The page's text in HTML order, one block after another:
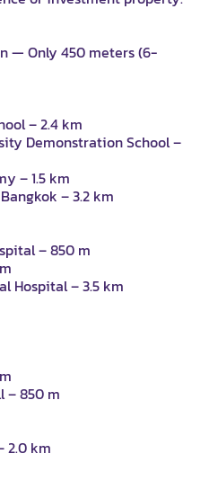
— Only 450 meters (6-
– 2.4 km
Demonstration School –
– 1.5 km
– 3.2 km
– 850 m
Hospital – 3.5 km
– 850 m
2.0 km